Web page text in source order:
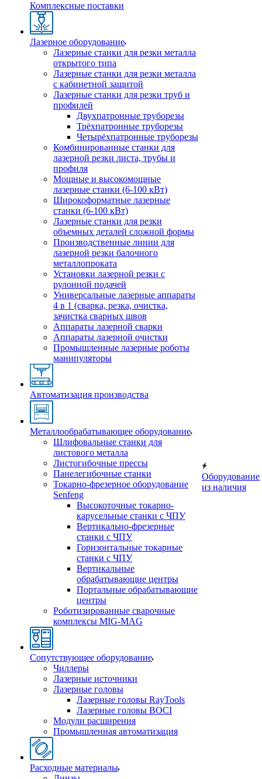
Комплексные поставки
Лазерное оборудование
Лазерные станки для резки металла
открытого типа
Лазерные станки для резки металла
с кабинетной защитой
Лазерные станки для резки труб и
профилей
Двухпатронные труборезы
Трёхпатронные труборезы
Четырёхпатронные труборезы
Комбинированные станки для
лазерной резки листа, трубы и
профиля
Мощные и высокомощные
лазерные станки (6-100 кВт)
Широкоформатные лазерные
станки (6-100 кВт)
Лазерные станки для резки
объемных деталей сложной формы
Производственные линии для
лазерной резки балочного
металлопроката
Установки лазерной резки с
рулонной подачей
Универсальные лазерные аппараты
4 в 1 (сварка, резка, очистка,
зачистка сварных швов
Аппараты лазерной сварки
Аппараты лазерной очистки
Промышленные лазерные роботы
манипуляторы
Автоматизация производства
Металлообрабатывающее оборудование
Шлифовальные станки для
листового металла
Листогибочные прессы
Панелегибочные станки
Токарно-фрезерное оборудование
Senfeng
Высокоточные токарно-
карусельные станки с ЧПУ
Вертикально-фрезерные
станки с ЧПУ
Горизонтальные токарные
станки с ЧПУ
Вертикальные
обрабатывающие центры
Портальные обрабатывающие
центры
Роботизированные сварочные
комплексы MIG-MAG
Сопутствующее оборудование
Чиллеры
Лазерные источники
Лазерные головы
Лазерные головы RayTools
Лазерные головы BOCI
Модули расширения
Промышленная автоматизация
Расходные материалы
Оборудование
из наличия